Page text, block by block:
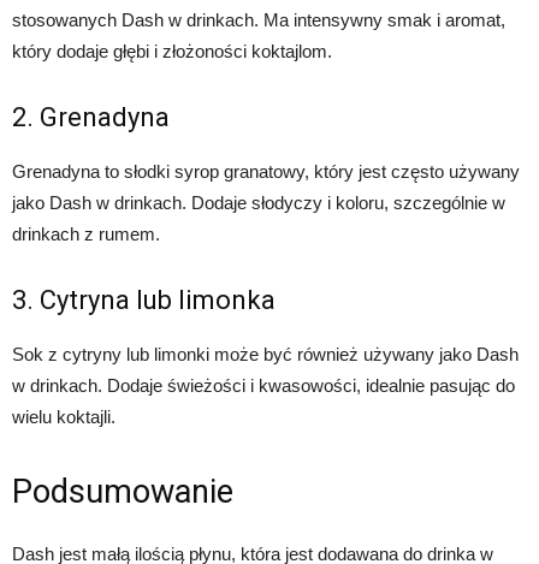
stosowanych Dash w drinkach. Ma intensywny smak i aromat,
który dodaje głębi i złożoności koktajlom.
2. Grenadyna
Grenadyna to słodki syrop granatowy, który jest często używany
jako Dash w drinkach. Dodaje słodyczy i koloru, szczególnie w
drinkach z rumem.
3. Cytryna lub limonka
Sok z cytryny lub limonki może być również używany jako Dash
w drinkach. Dodaje świeżości i kwasowości, idealnie pasując do
wielu koktajli.
Podsumowanie
Dash jest małą ilością płynu, która jest dodawana do drinka w